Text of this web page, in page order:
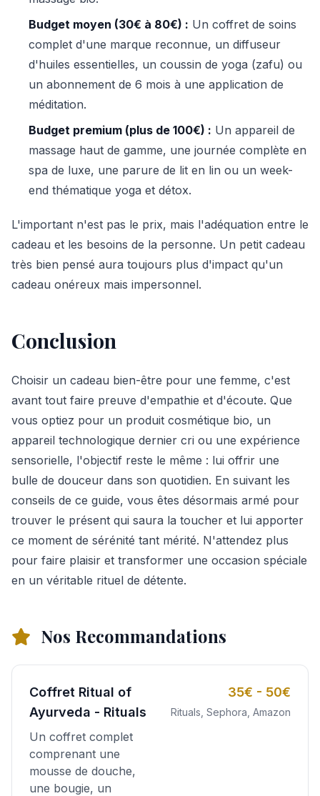
Budget moyen (30€ à 80€) : Un coffret de soins
complet d'une marque reconnue, un diffuseur
d'huiles essentielles, un coussin de yoga (zafu) ou
un abonnement de 6 mois à une application de
méditation.
Budget premium (plus de 100€) : Un appareil de
massage haut de gamme, une journée complète en
spa de luxe, une parure de lit en lin ou un week-
end thématique yoga et détox.
L'important n'est pas le prix, mais l'adéquation entre le
cadeau et les besoins de la personne. Un petit cadeau
très bien pensé aura toujours plus d'impact qu'un
cadeau onéreux mais impersonnel.
Conclusion
Choisir un cadeau bien-être pour une femme, c'est
avant tout faire preuve d'empathie et d'écoute. Que
vous optiez pour un produit cosmétique bio, un
appareil technologique dernier cri ou une expérience
sensorielle, l'objectif reste le même : lui offrir une
bulle de douceur dans son quotidien. En suivant les
conseils de ce guide, vous êtes désormais armé pour
trouver le présent qui saura la toucher et lui apporter
ce moment de sérénité tant mérité. N'attendez plus
pour faire plaisir et transformer une occasion spéciale
en un véritable rituel de détente.
Nos Recommandations
Coffret Ritual of
Ayurveda - Rituals
Un coffret complet
comprenant une
mousse de douche,
une bougie, un
35€ - 50€
Rituals, Sephora, Amazon